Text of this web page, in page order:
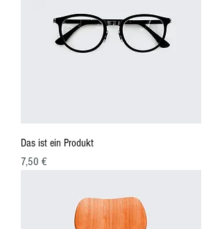
Das ist ein Produkt
Preis
7,50 €